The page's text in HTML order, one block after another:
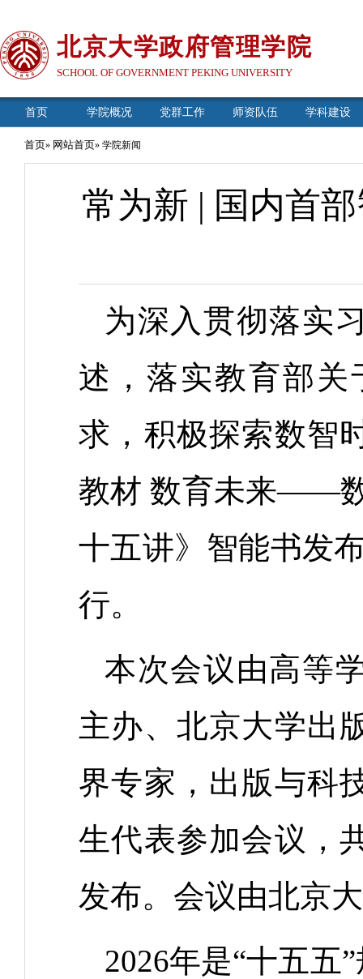
北京大学政府管理学院
SCHOOL OF GOVERNMENT PEKING UNIVERSITY
首页 学院概况 党群工作 师资队伍 学科建设
首页» 网站首页» 学院新闻
常为新 | 国内首
为深入贯彻落实
述，落实教育部
求，积极探索数智
教材 数育未来——
十五讲》智能书发
行。
本次会议由高等
主办、北京大学出
界专家，出版与科
生代表参加会议，
发布。会议由北京
2026年是“十五五